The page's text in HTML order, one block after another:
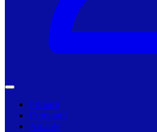
Primarii
Companii
Articole